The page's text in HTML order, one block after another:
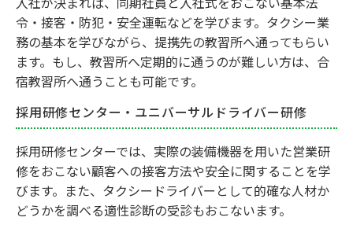
令・接客・防犯・安全運転などを学びます。タクシー業
務の基本を学びながら、提携先の教習所へ通ってもらい
ます。もし、教習所へ定期的に通うのが難しい方は、合
宿教習所へ通うことも可能です。
採用研修センター・ユニバーサルドライバー研修
採用研修センターでは、実際の装備機器を用いた営業研
修をおこない顧客への接客方法や安全に関することを学
びます。また、タクシードライバーとして的確な人材か
どうかを調べる適性診断の受診もおこないます。